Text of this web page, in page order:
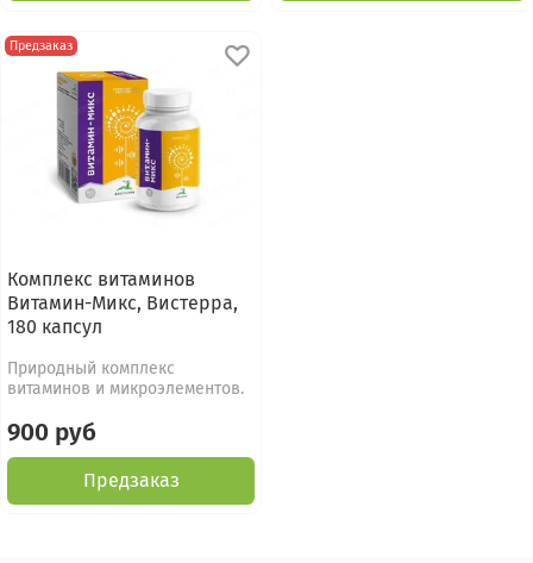
Предзаказ
Комплекс витаминов
Витамин-Микс, Вистерра,
180 капсул
Природный комплекс
витаминов и микроэлементов.
900 руб
Предзаказ